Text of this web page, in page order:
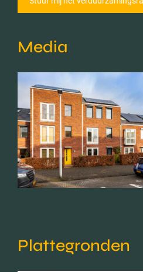
Media
Plattegronden